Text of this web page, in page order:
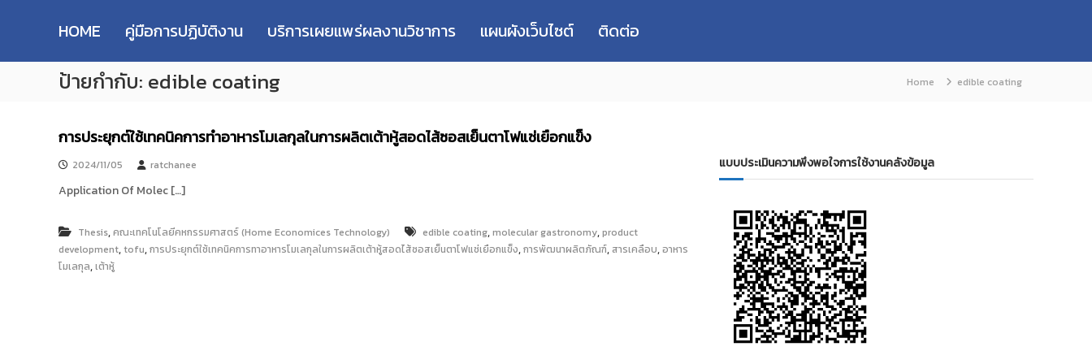
p
M
T
T
e
s
e
a
r
c
h
R
ห
วิ
ท
ย
ค
น
โ
ล
HOME คู่มือการปฏิบัติงาน บริการเผยแพร่ผลงานวิชาการ แผนผังเว็บไซต์ ติดต่อ
ป้ายกำกับ: edible coating Home edible coating
การประยุกต์ใช้เทคนิคการทำอาหารโมเลกุลในการผลิตเต้าหู้สอดไส้ซอสเย็นตาโฟแช่เยือกแข็ง
2024/11/05 ratchanee
Application Of Molec […]
Thesis,คณะเทคโนโลยีคหกรรมศาสตร์ (Home Economices Technology) edible coating,molecular gastronomy,product
development,tofu,การประยุกต์ใช้เทคนิคการทาอาหารโมเลกุลในการผลิตเต้าหู้สอดไส้ซอสเย็นตาโฟแช่เยือกแข็ง,การพัฒนาผลิตภัณฑ์, สารเคลือบ,อาหาร
โมเลกุล,เต้าหู้
แบบประเมินความพึงพอใจการใช้งานคลังข้อมูล